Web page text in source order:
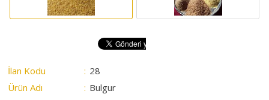
İlan Kodu : 28
Ürün Adı
: Bulgur